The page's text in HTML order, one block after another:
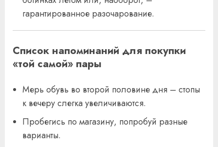
гарантированное разочарование.
Список напоминаний для покупки
«той самой» пары
Мерь обувь во второй половине дня – стопы
к вечеру слегка увеличиваются.
Пробегись по магазину, попробуй разные
варианты.